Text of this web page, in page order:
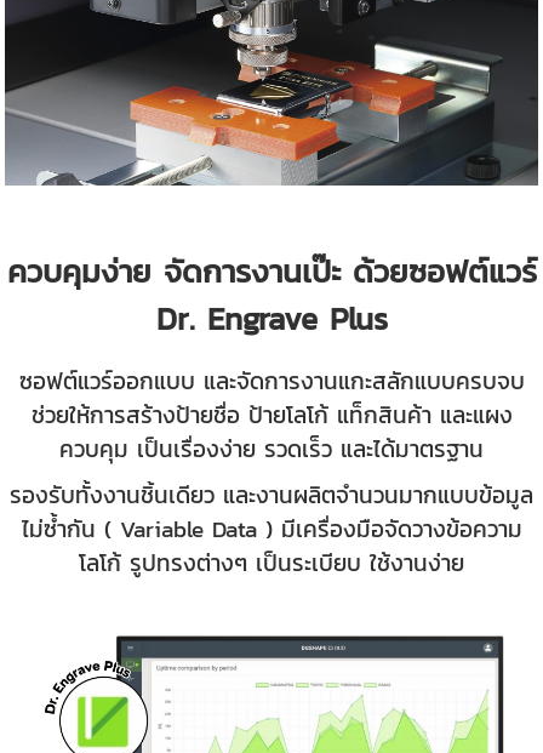
ควบคุมง่าย จัดการงานเป๊ะ ด้วยซอฟต์แวร์
Dr. Engrave Plus
ซอฟต์แวร์ออกแบบ และจัดการงานแกะสลักแบบครบจบ
ช่วยให้การสร้างป้ายชื่อ ป้ายโลโก้ แท็กสินค้า และแผง
ควบคุม เป็นเรื่องง่าย รวดเร็ว และได้มาตรฐาน
รองรับทั้งงานชิ้นเดียว และงานผลิตจำนวนมากแบบข้อมูล
ไม่ซ้ำกัน ( Variable Data ) มีเครื่องมือจัดวางข้อความ
โลโก้ รูปทรงต่างๆ เป็นระเบียบ ใช้งานง่าย